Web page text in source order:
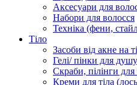
Аксесуари для
Набори для волосся
Техніка (фени,
Тіло
Засоби від акне на
Гелі/ пінки для душу
Скраби, пілінги для
Креми для тіла